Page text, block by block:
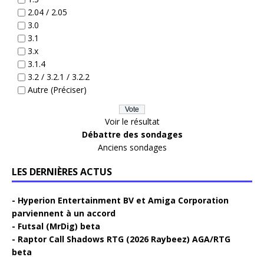
2.04 / 2.05
3.0
3.1
3.x
3.1.4
3.2 / 3.2.1 / 3.2.2
Autre (Préciser)
Voir le résultat
Débattre des sondages
Anciens sondages
LES DERNIÈRES ACTUS
Hyperion Entertainment BV et Amiga Corporation
parviennent à un accord
Futsal (MrDig) beta
Raptor Call Shadows RTG (2026 Raybeez) AGA/RTG
beta